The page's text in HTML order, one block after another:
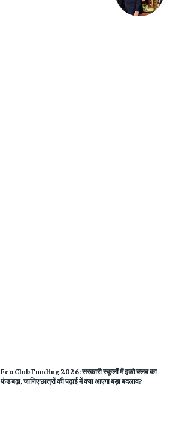
Eco Club Funding 2026: सरकारी स्कूलों में इको क्लब का
फंड बढ़ा, जानिए छात्रों की पढ़ाई में क्या आएगा बड़ा बदलाव?